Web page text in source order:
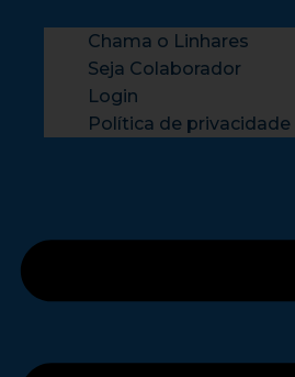
Chama o Linhares
Seja Colaborador
Login
Política de privacidade